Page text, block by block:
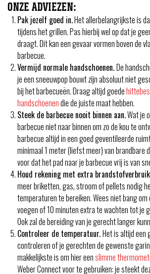
ONZE ADVIEZEN:
Pak jezelf goed in.Het allerbelangrijkste is
tijdens het grillen. Pas hierbij wel op dat je
draagt. Dit kan een gevaar vormen boven de
barbecue.
Vermijd normale handschoenen.De
je een sneeuwpop bouwt zijn absoluut niet
bij het barbecueën. Draag altijd goede
handschoenendie de juiste maat hebben.
Steek de barbecue nooit binnen aan.Wat je
barbecue niet naar binnen om zo de kou te
barbecue altijd in een goed geventileerde
minimaal 1 meter (liefst meer) van brandbare
voor dat het pad naar je barbecue vrij is van
Houd rekening met extra
meer briketten, gas, stroom of pellets nodig
temperaturen te bereiken. Wees niet bang
voegen of 10 minuten extra te wachten tot je
Ook zal de bereiding van je gerecht langer
Controleer de temperatuur.Het is altijd een
controleren of je gerechten de gewenste
makkelijkste is om hier eenslimme
Weber Connect voor te gebruiken: je steekt